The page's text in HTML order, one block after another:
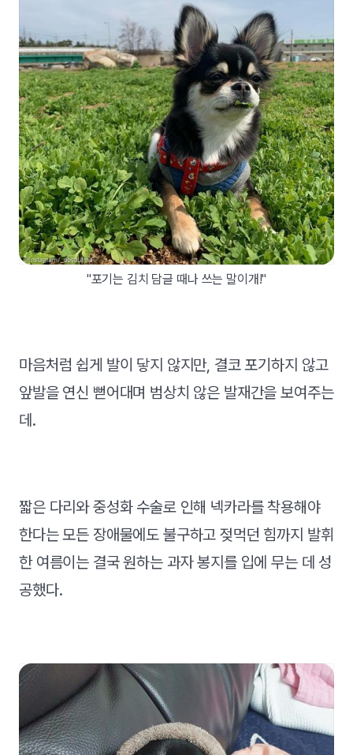
"포기는 김치 담글 때나 쓰는 말이개!"
마음처럼 쉽게 발이 닿지 않지만, 결코 포기하지 않고
앞발을 연신 뻗어대며 범상치 않은 발재간을 보여주는
데.
짧은 다리와 중성화 수술로 인해 넥카라를 착용해야
한다는 모든 장애물에도 불구하고 젖먹던 힘까지 발휘
한 여름이는 결국 원하는 과자 봉지를 입에 무는 데 성
공했다.